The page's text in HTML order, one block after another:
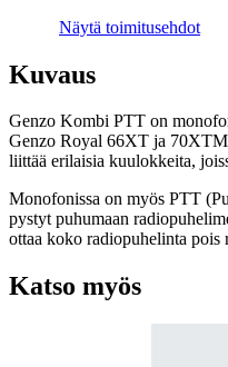
Näytä toimitusehdot
Kuvaus
Genzo Kombi PTT on
Genzo Royal 66XT ja
liittää erilaisia kuulokkeita,
Monofonissa on myös PTT
pystyt puhumaan
ottaa koko radiopuhelinta pois
Katso myös